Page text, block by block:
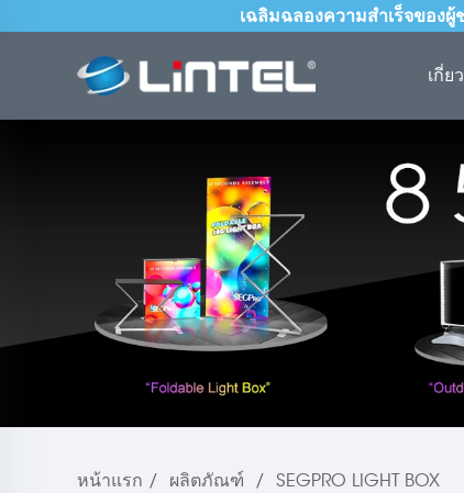
เฉลิมฉลองความสำเร็จของ
เกี่ย
หน้าแรก / ผลิตภัณฑ์ / SEGPRO LIGHT BOX